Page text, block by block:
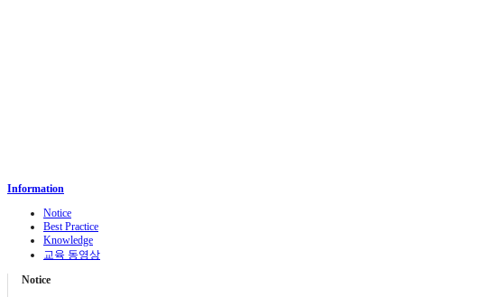
Information
Notice
Best Practice
Knowledge
교육 동영상
Notice